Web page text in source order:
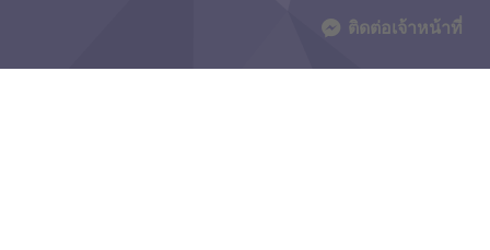
ติดต่อเจ้าหน้าที่